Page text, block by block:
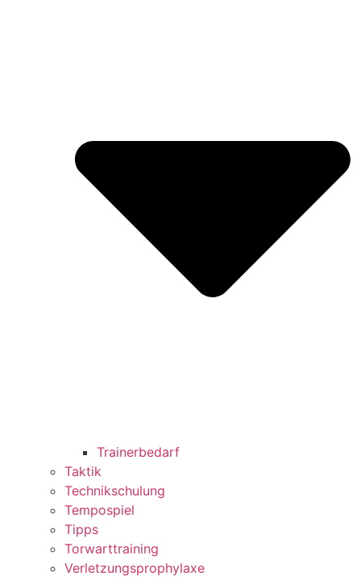
Trainerbedarf
Taktik
Technikschulung
Tempospiel
Tipps
Torwarttraining
Verletzungsprophylaxe